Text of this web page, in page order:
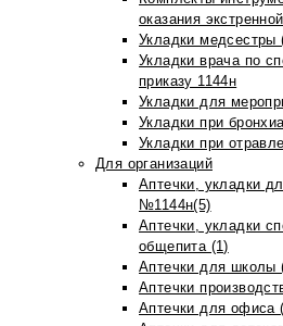
оказания
Укладки медсестры
Укладки врача по
приказу 1144н
Укладки для
Укладки при
Укладки при
Для организаций
Аптечки, укладки
№1144н(5)
Аптечки, укладки
общепита (1)
Аптечки для школы
Аптечки
Аптечки для офиса